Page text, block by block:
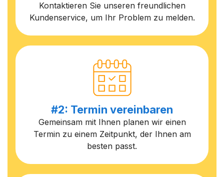
Kontaktieren Sie unseren freundlichen
Kundenservice, um Ihr Problem zu melden.
#2: Termin vereinbaren
Gemeinsam mit Ihnen planen wir einen
Termin zu einem Zeitpunkt, der Ihnen am
besten passt.